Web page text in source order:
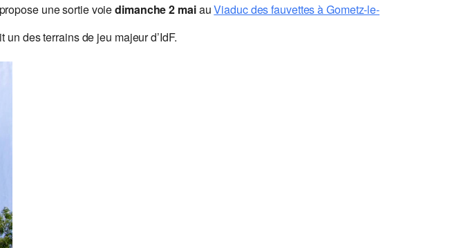
une sortie voiedimanche 2 maiauViaduc des fauvettes à Gometz-le-
des terrains de jeu majeur d’IdF.